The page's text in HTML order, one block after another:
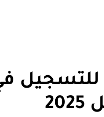
للتسجيل